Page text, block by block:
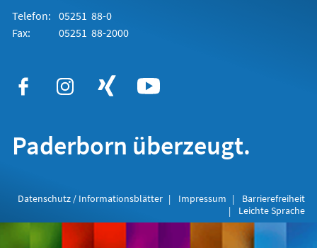
Telefon: 05251 88-0
Fax:
05251 88-2000
Paderborn überzeugt.
Datenschutz / Informationsblätter Impressum
Barrierefreiheit
Leichte Sprache